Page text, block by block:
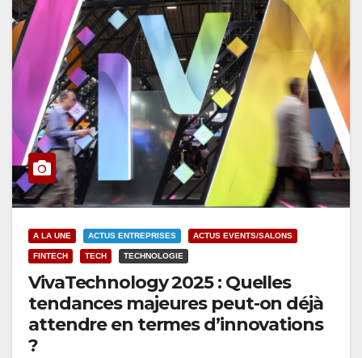
A LA UNE ACTUS ENTREPRISES ACTUS EVENTS/SALONS
FINTECH TECH TECHNOLOGIE
VivaTechnology 2025 : Quelles
tendances majeures peut-on déjà
attendre en termes d’innovations
?